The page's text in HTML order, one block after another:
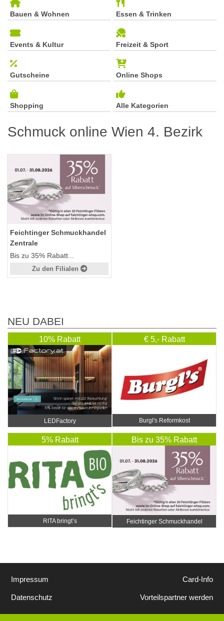
Bauen & Wohnen Essen & Trinken
Events & Kultur Freizeit & Sport
Gutscheine Online Shops
Shopping Alle Kategorien
Schmuck online Wien 4. Bezirk
Feichtinger Schmuckhandel
Zentrale
Bis zu 35% Rabatt...
Zu den Filialen
NEU DABEI
10% Rabatt
LEDFactory
€ 5,- Rabatt
Burgl's Reformkost
5% Rabatt
RITA bringt’s
Bis zu 35% Rabatt
Feichtinger Schmuckhandel
Zentrale
Impressum
Datenschutz
Card-Info
Vorteilspartner werden